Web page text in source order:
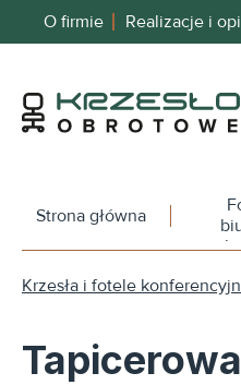
Przejdź do
O firmie Realizacje i
Strona główna
Krzesła i fotele